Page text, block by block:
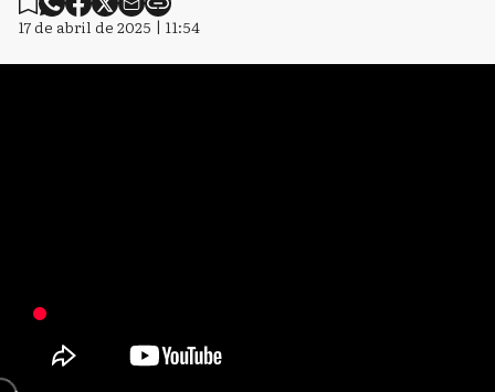
17 de abril de 2025 | 11:54